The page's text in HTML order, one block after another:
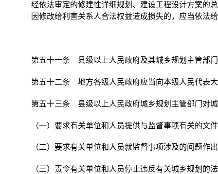
经依法审定的修建性详细规划、建设工程设计方案的
因修改给利害关系人合法权益造成损失的，应当依法
第五十一条 县级以上人民政府及其城乡规划主管部
第五十二条 地方各级人民政府应当向本级人民代表
第五十三条 县级以上人民政府城乡规划主管部门对
（一）要求有关单位和人员提供与监督事项有关的文
（二）要求有关单位和人员就监督事项涉及的问题作
（三）责令有关单位和人员停止违反有关城乡规划的